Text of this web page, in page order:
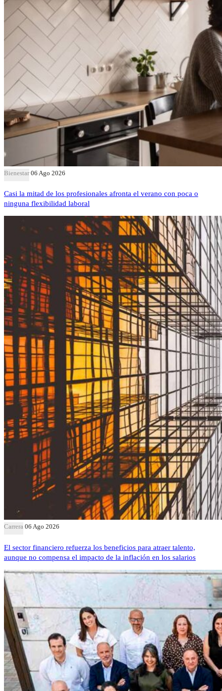
Bienestar 06 Ago 2026
Casi la mitad de los profesionales afronta el verano con poca o
ninguna flexibilidad laboral
Carrera 06 Ago 2026
El sector financiero refuerza los beneficios para atraer talento,
aunque no compensa el impacto de la inflación en los salarios